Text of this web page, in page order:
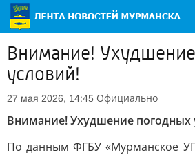
Внимание!
условий!
27 мая 2026, 14:45 Официально
Внимание! Ухудшение погодных
По данным ФГБУ «Мурманское